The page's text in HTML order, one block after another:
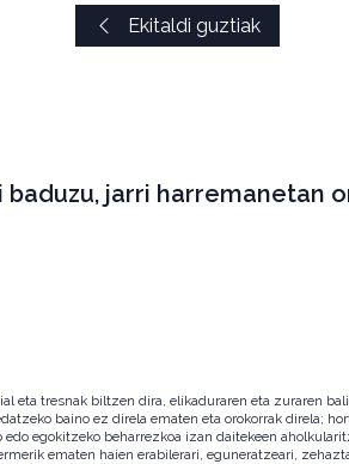
Ekitaldi guztiak
jarri harremanetan
tresnak biltzen dira, elikaduraren eta zuraren
baino ez direla ematen eta orokorrak direla;
egokitzeko beharrezkoa izan daitekeen
ematen haien erabilerari, eguneratzeari,